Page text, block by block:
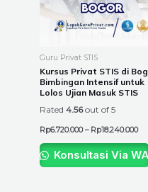
Guru Privat STIS
Kursus Privat STIS di
Bimbingan Intensif untuk
Lolos Ujian Masuk STIS
Rated 4.56out of 5
Rp6.720.000 – Rp18.240.000
The
on
Konsultasi Via WA